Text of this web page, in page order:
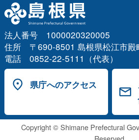
法人番号 1000020320005
住所 〒690-8501 島根県松江市殿
電話 0852-22-5111（代表）
県庁へのアクセス
Copyright © Shimane Prefectural